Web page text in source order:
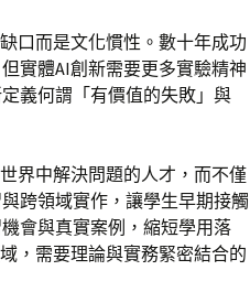
口而是文化慣性。數十年成功
實體AI創新需要更多實驗精神
義何謂「有價值的失敗」與
界中解決問題的人才，而不僅
跨領域實作，讓學生早期接觸
會與真實案例，縮短學用落
，需要理論與實務緊密結合的